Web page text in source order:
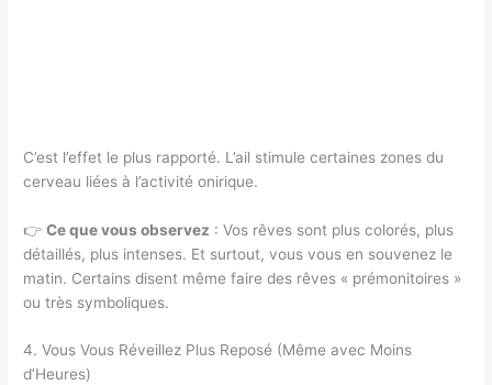
C’est l’effet le plus rapporté. L’ail stimule certaines zones du
cerveau liées à l’activité onirique.
👉Ce que vous observez : Vos rêves sont plus colorés, plus
détaillés, plus intenses. Et surtout, vous vous en souvenez le
matin. Certains disent même faire des rêves « prémonitoires »
ou très symboliques.
4. Vous Vous Réveillez Plus Reposé (Même avec Moins
d’Heures)